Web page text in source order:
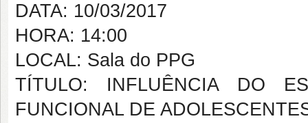
DATA: 10/03/2017
HORA: 14:00
LOCAL: Sala do PPG
TÍTULO: INFLUÊNCIA DO
FUNCIONAL DE